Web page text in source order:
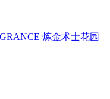
炼金术士花园